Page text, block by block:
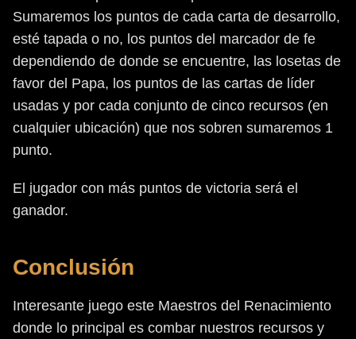
Sumaremos los puntos de cada carta de desarrollo,
esté tapada o no, los puntos del marcador de fe
dependiendo de donde se encuentre, las losetas de
favor del Papa, los puntos de las cartas de líder
usadas y por cada conjunto de cinco recursos (en
cualquier ubicación) que nos sobren sumaremos 1
punto.
El jugador con más puntos de victoria será el
ganador.
Conclusión
Interesante juego este Maestros del Renacimiento
donde lo principal es combar nuestros recursos y